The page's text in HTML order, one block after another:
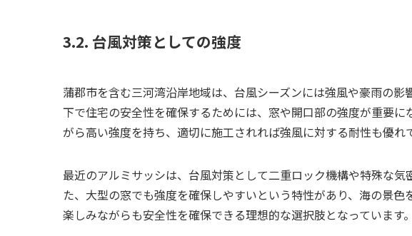
3.2. 台風対策としての強度
蒲郡市を含む三河湾沿岸地域は、台風シーズンには強風や豪雨の
下で住宅の安全性を確保するためには、窓や開口部の強度が重要
がら高い強度を持ち、適切に施工されれば強風に対する耐性も優れ
最近のアルミサッシは、台風対策として二重ロック機構や特殊な気
た、大型の窓でも強度を確保しやすいという特性があり、海の景
楽しみながらも安全性を確保できる理想的な選択肢となっています。